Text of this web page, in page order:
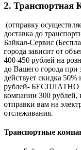
2. Транспортная
(отправку
доставка до
Байкал-Сервис
города зависит от
400-450 рублей на
до Вашего города при
действует скидка 50%
рублей- БЕСПЛАТНО
компании 300
отправки вам на
отслеживания.
Транспортные